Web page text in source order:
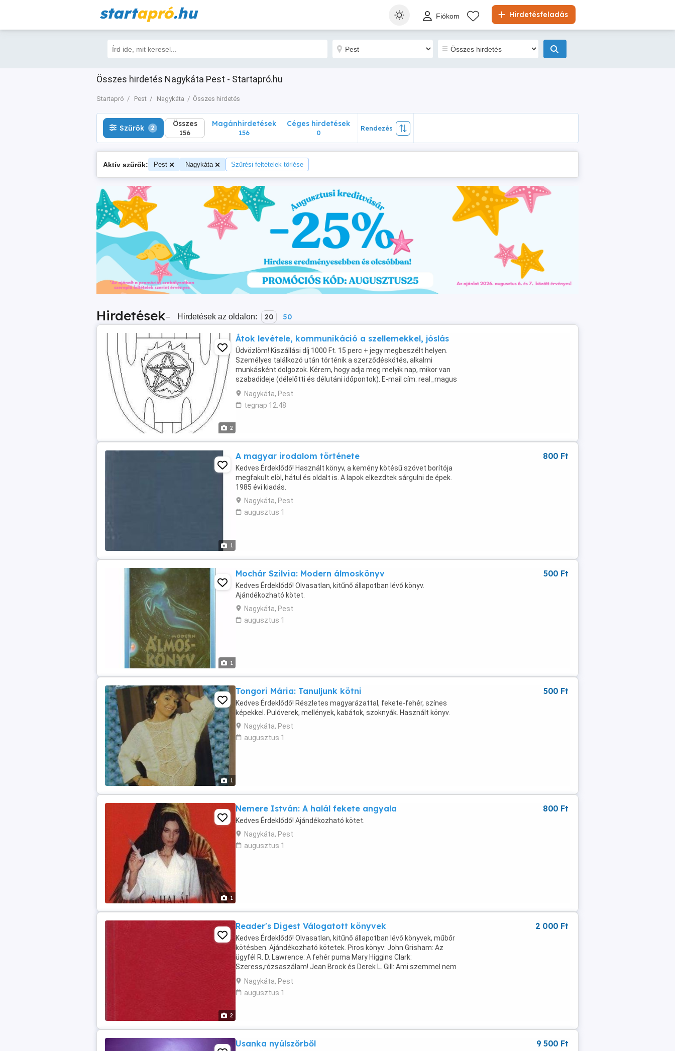
startapró.hu Hirdetésfeladás
Fiókom
Összes hirdetés Nagykáta Pest - Startapró.hu
Startapró Pest Nagykáta Összes hirdetés
Szűrők 2 Összes
156
Szűrők 2 Összes
156
Magánhirdetések
156
Céges hirdetések
0
Rendezés
Aktív szűrők: Pest Nagykáta Szűrési feltételek törlése
Hirdetések– Hirdetések az oldalon: 20 50
2
Átok levétele, kommunikáció a szellemekkel, jóslás
Üdvözlöm! Kiszállási díj 1000 Ft. 15 perc + jegy megbeszélt helyen.
Személyes találkozó után történik a szerződéskötés, alkalmi
munkásként dolgozok. Kérem, hogy adja meg melyik nap, mikor van
szabadideje (délelőtti és délutáni időpontok). E-mail cím: real_magus
kukac citromail pont hu (E-mail-ben válaszolok ...
Nagykáta, Pest
tegnap 12:48
1
A magyar irodalom története
Kedves Érdeklődő! Használt könyv, a kemény kötésű szövet borítója
megfakult elöl, hátul és oldalt is. A lapok elkezdtek sárgulni de épek.
1985 évi kiadás.
Nagykáta, Pest
augusztus 1
800 Ft
1
Mochár Szilvia: Modern álmoskönyv
Kedves Érdeklődő! Olvasatlan, kitűnő állapotban lévő könyv.
Ajándékozható kötet.
Nagykáta, Pest
augusztus 1
500 Ft
1
Tongori Mária: Tanuljunk kötni
Kedves Érdeklődő! Részletes magyarázattal, fekete-fehér, színes
képekkel. Pulóverek, mellények, kabátok, szoknyák. Használt könyv.
Nagykáta, Pest
augusztus 1
500 Ft
1
Nemere István: A halál fekete angyala
Kedves Érdeklődő! Ajándékozható kötet.
Nagykáta, Pest
augusztus 1
800 Ft
2
Reader's Digest Válogatott könyvek
Kedves Érdeklődő! Olvasatlan, kitűnő állapotban lévő könyvek, műbőr
kötésben. Ajándékozható kötetek. Piros könyv: John Grisham: Az
ügyfél R. D. Lawrence: A fehér puma Mary Higgins Clark:
Szeress,rózsaszálam! Jean Brock és Derek L. Gill: Ami szemmel nem
látható Kék könyv: Dick Francis: Szomorú vég Henry ...
Nagykáta, Pest
augusztus 1
2 000 Ft
Usanka nyúlszőrből 9 500 Ft